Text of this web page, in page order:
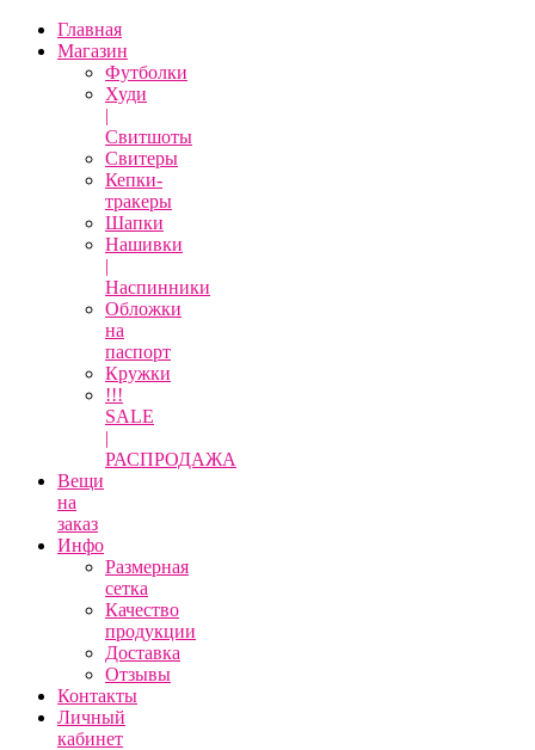
Главная
Магазин
Футболки
Худи
|
Свитшоты
Свитеры
Кепки-
тракеры
Шапки
Нашивки
|
Наспинники
Обложки
на
паспорт
Кружки
!!!
SALE
|
РАСПРОДАЖА
Вещи
на
заказ
Инфо
Размерная
сетка
Качество
продукции
Доставка
Отзывы
Контакты
Личный
кабинет